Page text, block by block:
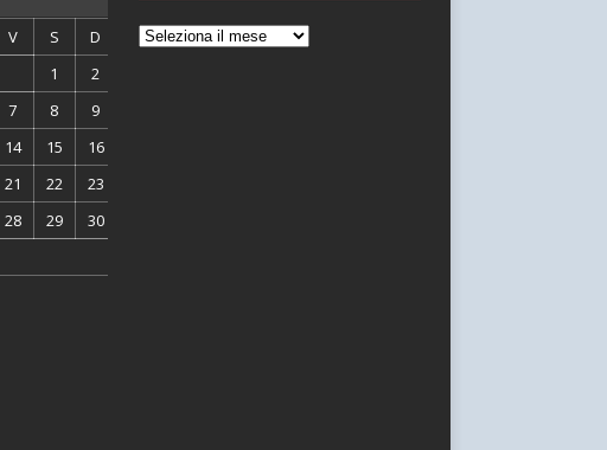
V S
D
1
2
7 8
9
14 15
16
21 22
23
28 29
30